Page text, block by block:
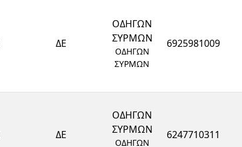
ΔΕ
ΟΔΗΓΩΝ
ΣΥΡΜΩΝ
ΟΔΗΓΩΝ
ΣΥΡΜΩΝ
6925981009
ΔΕ
ΟΔΗΓΩΝ
ΣΥΡΜΩΝ
ΟΔΗΓΩΝ
6247710311